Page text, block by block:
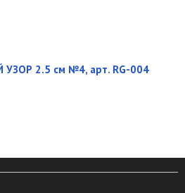
2.5 см №4, арт. RG-004